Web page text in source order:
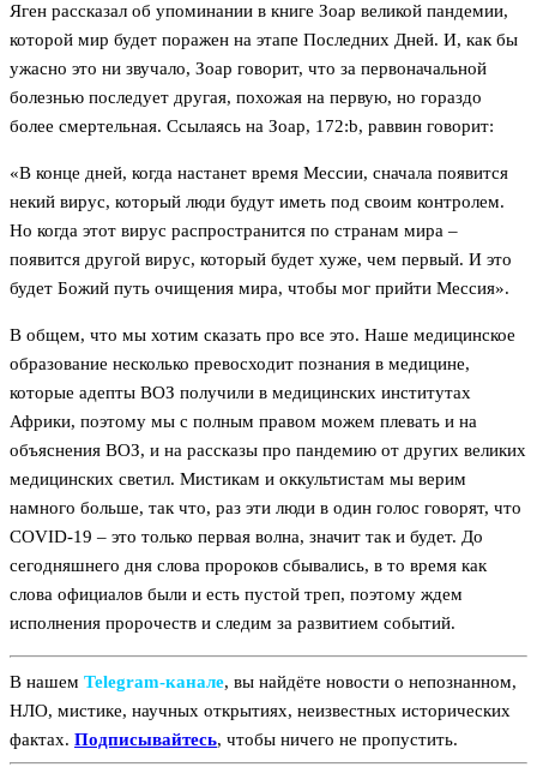
Яген рассказал об упоминании в книге Зоар великой пандемии,
которой мир будет поражен на этапе Последних Дней. И, как бы
ужасно это ни звучало, Зоар говорит, что за первоначальной
болезнью последует другая, похожая на первую, но гораздо
более смертельная. Ссылаясь на Зоар, 172:b, раввин говорит:
«В конце дней, когда настанет время Мессии, сначала появится
некий вирус, который люди будут иметь под своим контролем.
Но когда этот вирус распространится по странам мира –
появится другой вирус, который будет хуже, чем первый. И это
будет Божий путь очищения мира, чтобы мог прийти Мессия».
В общем, что мы хотим сказать про все это. Наше медицинское
образование несколько превосходит познания в медицине,
которые адепты ВОЗ получили в медицинских институтах
Африки, поэтому мы с полным правом можем плевать и на
объяснения ВОЗ, и на рассказы про пандемию от других великих
медицинских светил. Мистикам и оккультистам мы верим
намного больше, так что, раз эти люди в один голос говорят, что
COVID-19 – это только первая волна, значит так и будет. До
сегодняшнего дня слова пророков сбывались, в то время как
слова официалов были и есть пустой треп, поэтому ждем
исполнения пророчеств и следим за развитием событий.
В нашем Telegram‑канале, вы найдёте новости о непознанном,
НЛО, мистике, научных открытиях, неизвестных исторических
фактах. Подписывайтесь, чтобы ничего не пропустить.